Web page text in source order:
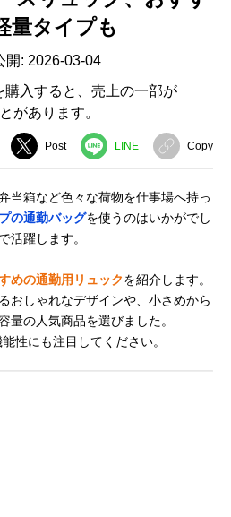
量タイプも
開: 2026-03-04
入すると、売上の一部が
があります。
Post LINE Copy
当箱など色々な荷物を仕事場へ持っ
の通勤バッグを使うのはいかがでし
活躍します。
めの通勤用リュックを紹介します。
おしゃれなデザインや、小さめから
量の人気商品を選びました。
性にも注目してください。